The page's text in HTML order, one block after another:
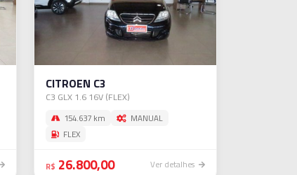
CITROEN C3
C3 GLX 1.6 16V (FLEX)
154.637 km
MANUAL
FLEX
R$ 26.800,00 Ver detalhes